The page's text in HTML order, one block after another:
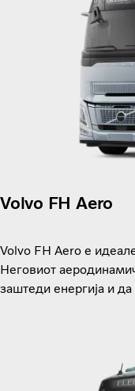
Volvo FH Aero
Volvo FH Aero е
Неговиот
заштеди енергија и